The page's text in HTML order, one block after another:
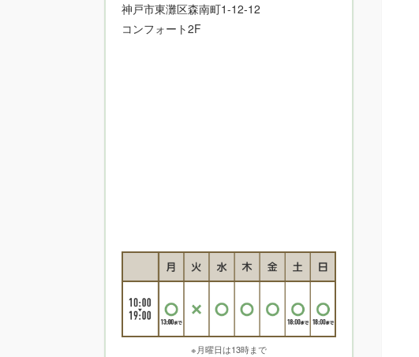
神戸市東灘区森南町1-12-12
コンフォート2F
※月曜日は13時まで